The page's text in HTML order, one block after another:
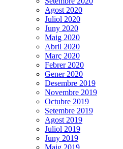
Agost 2020
Juliol 2020
Juny 2020
Maig 2020
Abril 2020
Març 2020
Febrer 2020
Gener 2020
Desembre 2019
Novembre 2019
Octubre 2019
Setembre 2019
Agost 2019
Juliol 2019
Juny 2019
Maig 2019